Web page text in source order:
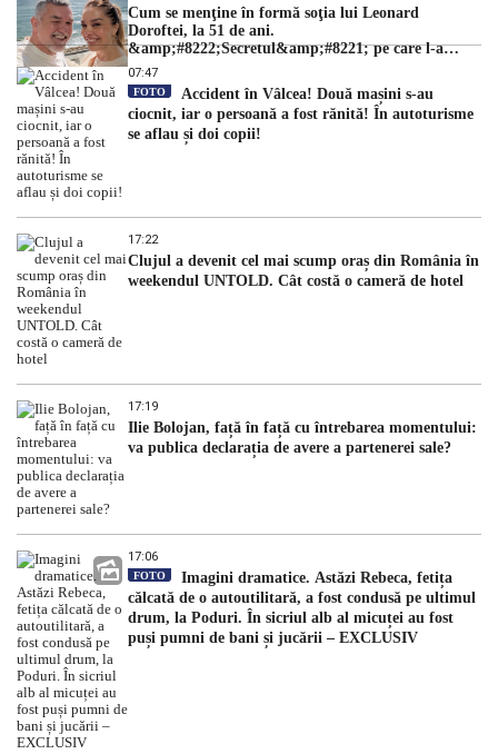
Cum se menţine în formă soţia lui Leonard
Doroftei, la 51 de ani.
&amp;#8222;Secretul&amp;#8221; pe care l-a
dezvăluit
07:47
FOTO
Accident în Vâlcea! Două mașini s-au
ciocnit, iar o persoană a fost rănită! În autoturisme
se aflau și doi copii!
17:22
Clujul a devenit cel mai scump oraș din România în
weekendul UNTOLD. Cât costă o cameră de hotel
17:19
Ilie Bolojan, față în față cu întrebarea momentului:
va publica declarația de avere a partenerei sale?
17:06
FOTO
Imagini dramatice. Astăzi Rebeca, fetița
călcată de o autoutilitară, a fost condusă pe ultimul
drum, la Poduri. În sicriul alb al micuței au fost
puși pumni de bani și jucării – EXCLUSIV